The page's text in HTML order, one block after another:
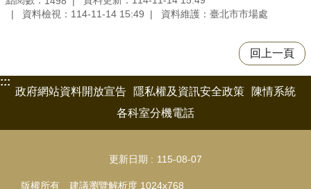
資料檢視：114-11-14 15:49
資料維護：臺北市市場處
回上一頁
:::
政府網站資料開放宣告
隱私權及資訊安全政策
陳情系統
各科室分機電話
更新日期 115-08-07
版權所有 建議瀏覽解析度 1024x768